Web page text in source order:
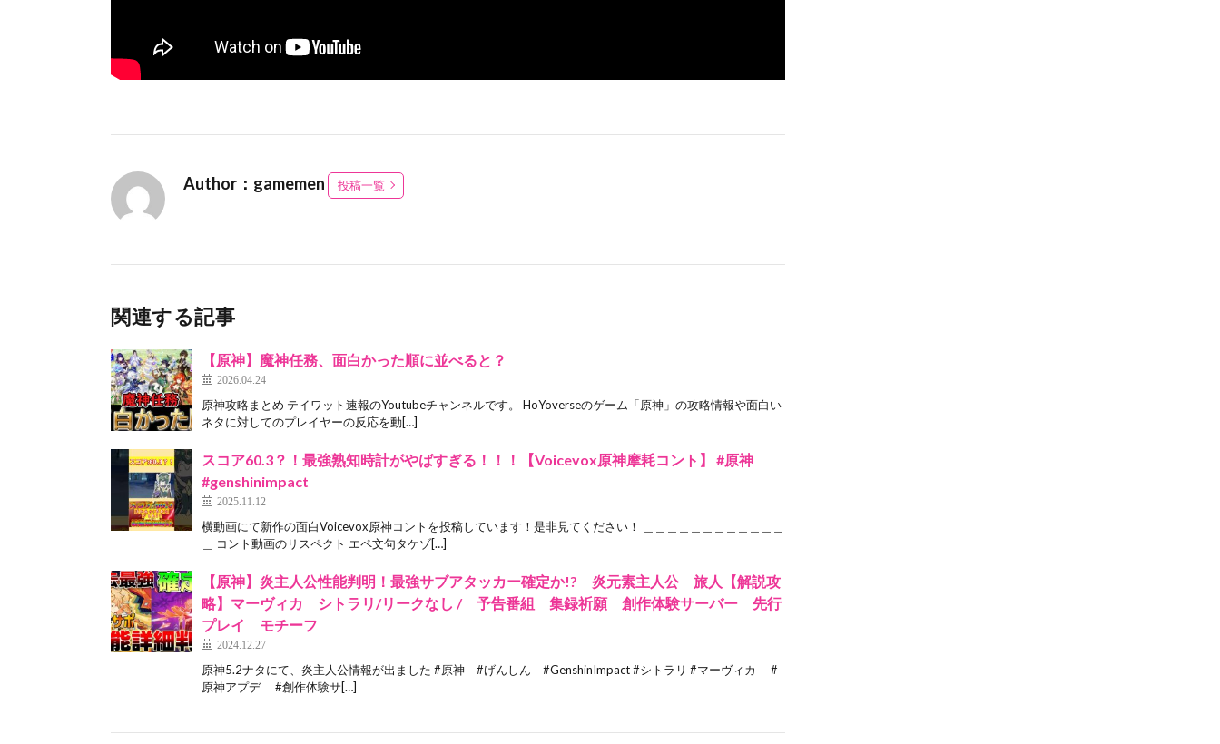
Author：gamemen 投稿一覧
関連する記事
【原神】魔神任務、面白かった順に並べると？
2026.04.24
原神攻略まとめ テイワット速報のYoutubeチャンネルです。 HoYoverseのゲーム「原神」の攻略情報や面白い
ネタに対してのプレイヤーの反応を動[…]
スコア60.3？！最強熟知時計がやばすぎる！！！【Voicevox原神摩耗コント】 #原神
#genshinimpact
2025.11.12
横動画にて新作の面白Voicevox原神コントを投稿しています！是非見てください！ ＿＿＿＿＿＿＿＿＿＿＿＿
＿ コント動画のリスペクト エペ文句タケゾ[…]
【原神】炎主人公性能判明！最強サブアタッカー確定か!? 炎元素主人公 旅人【解説攻
略】マーヴィカ シトラリ/リークなし / 予告番組 集録祈願 創作体験サーバー 先行
プレイ モチーフ
2024.12.27
原神5.2ナタにて、炎主人公情報が出ました #原神 #げんしん #GenshinImpact #シトラリ #マーヴィカ #
原神アプデ #創作体験サ[…]